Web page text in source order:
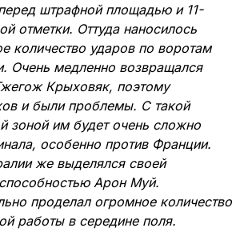
штрафной площадью и 11-
отметки. Оттуда наносилось
количество ударов по воротам
Очень медленно возвращался
Крыховяк, поэтому
и были проблемы. С такой
зоной им будет очень сложно
особенно против Франции.
же выделялся своей
Арон Муй.
проделал огромное количество
работы в середине поля.